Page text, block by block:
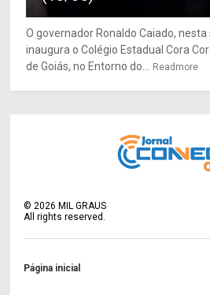
O governador Ronaldo Caiado,
inaugura o Colégio Estadual Cora
de Goiás, no Entorno do...
Readmore
©2026 MIL GRAUS
All rights reserved.
Página inicial